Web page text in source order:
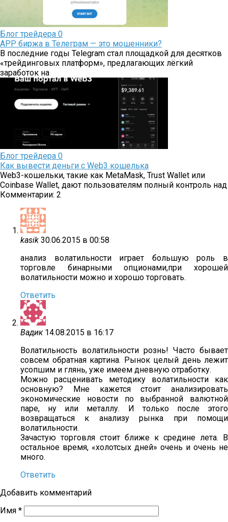
Блог трейдера 0
APP биржа в Телеграм — это мошенники?
В последние годы Telegram стал площадкой для десятков
«трейдинговых платформ», предлагающих лёгкий
заработок на
Блог трейдера 0
Как вывести деньги с Web3 кошелька
Web3-кошельки, такие как MetaMask, Trust Wallet или
Coinbase Wallet, дают пользователям полный контроль над
Комментарии: 2
kasik 30.06.2015 в 00:58
анализ волатильности играет большую роль в
торговле бинарными опционами,при хорошей
волатильности можно и хорошо торговать.
Ответить
Вадик 14.08.2015 в 16:17
Волатильность волатильности рознь! Часто бывает
совсем обратная картина. Рынок целый день лежит
усопшим и глянь, уже имеем дневную отработку.
Можно расценивать методику волатильности как
основную? Мне кажется стоит анализировать
экономические новости по выбранной валютной
паре, ну или металлу. И только после этого
возвращаться к анализу рынка при помощи
волатильности.
Зачастую торговля стоит ближе к средине лета. В
остальное время, «холотсых дней» очень и очень не
много.
Ответить
Добавить комментарий
Имя *